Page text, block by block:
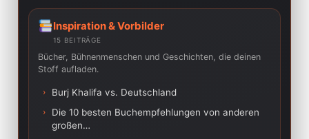
Inspiration & Vorbilder
15 BEITRÄGE
Bücher, Bühnenmenschen und Geschichten, die deinen
Stoff aufladen.
› Burj Khalifa vs. Deutschland
›
Die 10 besten Buchempfehlungen von anderen
großen…